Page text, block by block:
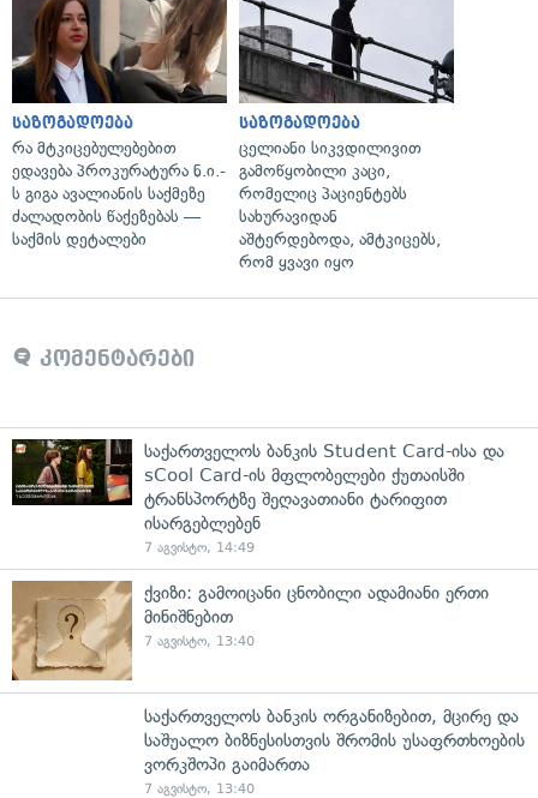
საზოგადოება
რა მტკიცებულებებით
ედავება პროკურატურა ნ.ი.-
ს გიგა ავალიანის საქმეზე
ძალადობის წაქეზებას —
საქმის დეტალები
საზოგადოება
ცელიანი სიკვდილივით
გამოწყობილი კაცი,
რომელიც პაციენტებს
სახურავიდან
აშტერდებოდა, ამტკიცებს,
რომ ყვავი იყო
კომენტარები
საქართველოს ბანკის Student Card-ისა და
sCool Card-ის მფლობელები ქუთაისში
ტრანსპორტზე შეღავათიანი ტარიფით
ისარგებლებენ
7 აგვისტო, 14:49
ქვიზი: გამოიცანი ცნობილი ადამიანი ერთი
მინიშნებით
7 აგვისტო, 13:40
საქართველოს ბანკის ორგანიზებით, მცირე და
საშუალო ბიზნესისთვის შრომის უსაფრთხოების
ვორკშოპი გაიმართა
7 აგვისტო, 13:40